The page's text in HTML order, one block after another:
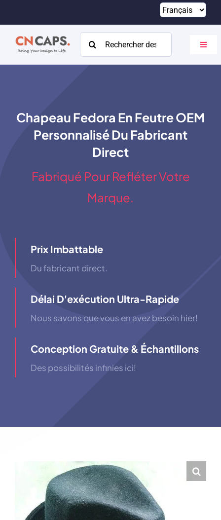
contenu
Rechercher:
Catalogue
Ressources
Chapeau Fedora En Feutre OEM
Personnalisé Du Fabricant
Direct
Fabriqué Pour Refléter Votre
Marque.
Prix ​​imbattable
Du fabricant direct.
Délai D'exécution Ultra-Rapide
Nous savons que vous en avez besoin hier!
Conception Gratuite & Échantillons
Des possibilités infinies ici!